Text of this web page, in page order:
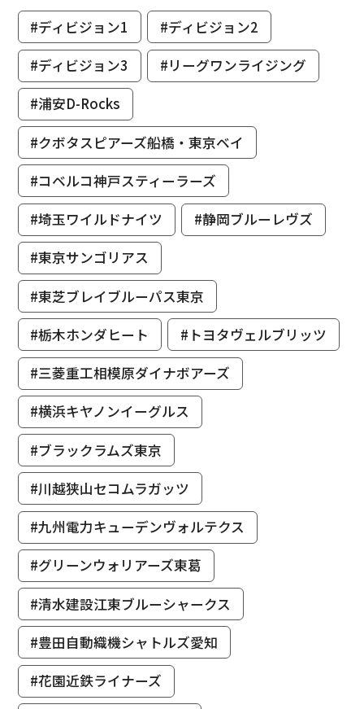
#ディビジョン1
#ディビジョン2
#ディビジョン3
#リーグワンライジング
#浦安D-Rocks
#クボタスピアーズ船橋・東京ベイ
#コベルコ神戸スティーラーズ
#埼玉ワイルドナイツ
#静岡ブルーレヴズ
#東京サンゴリアス
#東芝ブレイブルーパス東京
#栃木ホンダヒート
#トヨタヴェルブリッツ
#三菱重工相模原ダイナボアーズ
#横浜キヤノンイーグルス
#ブラックラムズ東京
#川越狭山セコムラガッツ
#九州電力キューデンヴォルテクス
#グリーンウォリアーズ東葛
#清水建設江東ブルーシャークス
#豊田自動織機シャトルズ愛知
#花園近鉄ライナーズ